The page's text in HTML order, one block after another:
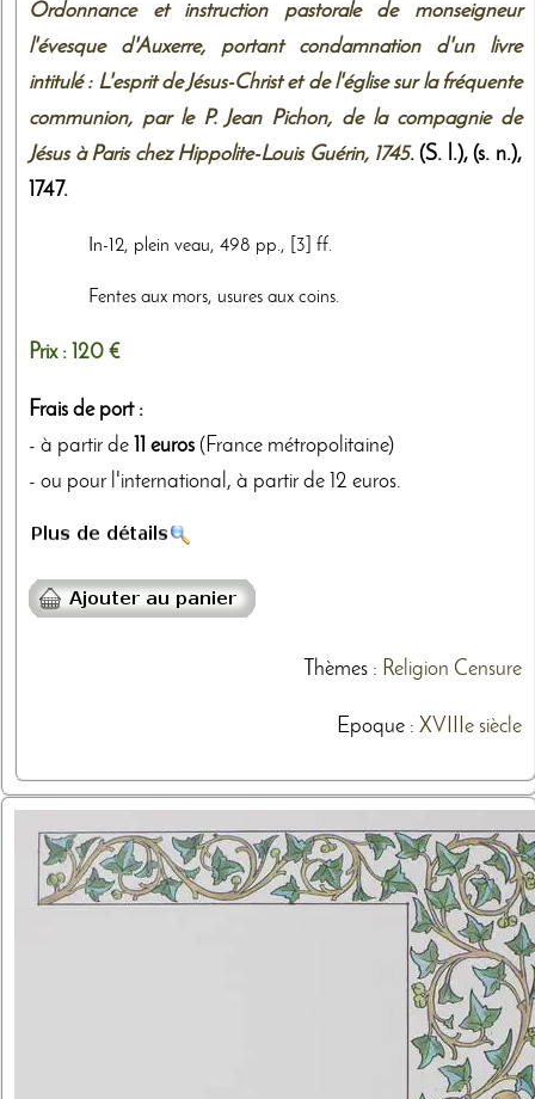
Ordonnance et instruction pastorale de monseigneur
l'évesque d'Auxerre, portant condamnation d'un livre
intitulé : L'esprit de Jésus-Christ et de l'église sur la fréquente
communion, par le P. Jean Pichon, de la compagnie de
Jésus à Paris chez Hippolite-Louis Guérin, 1745. (S. l.),(s. n.),
1747.
In-12, plein veau, 498 pp., [3] ff.
Fentes aux mors, usures aux coins.
Prix : 120 €
Frais de port :
- à partir de
11 euros (France métropolitaine)
- ou pour l'international, à partir de 12 euros.
Thèmes: Religion Censure
Epoque : XVIIIe siècle